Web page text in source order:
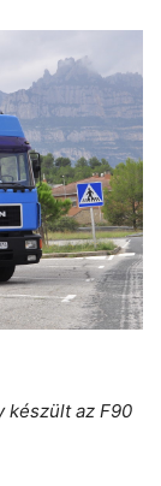
készült az F90